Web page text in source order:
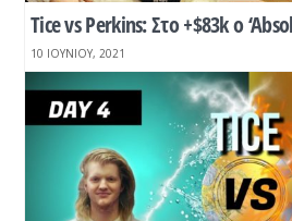
Tice vs Perkins: Στο +$83k o
10 ΙΟΥΝΊΟΥ, 2021